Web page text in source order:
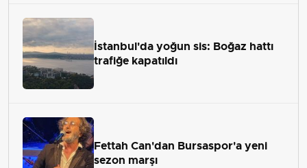
İstanbul'da yoğun sis: Boğaz hattı
trafiğe kapatıldı
Fettah Can'dan Bursaspor'a yeni
sezon marşı